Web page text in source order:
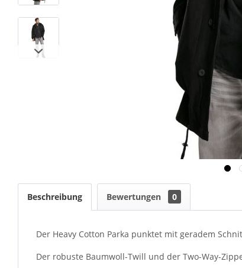
Beschreibung Bewertungen 0
Der Heavy Cotton Parka punktet mit geradem
Der robuste Baumwoll-Twill und der Two-Way-